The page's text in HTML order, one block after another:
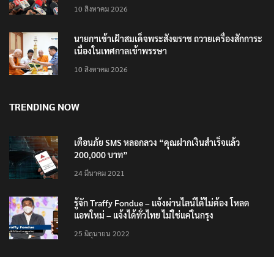
10 สิงหาคม 2026
นายกฯเข้าเฝ้าสมเด็จพระสังฆราช ถวายเครื่องสักการะ
เนื่องในเทศกาลเข้าพรรษา
10 สิงหาคม 2026
TRENDING NOW
เตือนภัย SMS หลอกลวง “คุณฝากเงินสำเร็จแล้ว
200,000 บาท”
24 มีนาคม 2021
รู้จัก Traffy Fondue – แจ้งผ่านไลน์ได้ไม่ต้อง โหลด
แอพใหม่ – แจ้งได้ทั่วไทย ไม่ใช่แค่ในกรุง
25 มิถุนายน 2022